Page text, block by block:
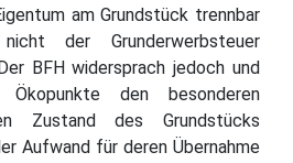
am Grundstück trennbar
der Grunderwerbsteuer
BFH widersprach jedoch und
den besonderen
Zustand des Grundstücks
Aufwand für deren Übernahme